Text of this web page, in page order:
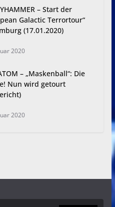
– Start der
Galactic Terrortour“
(17.01.2020)
2020
– „Maskenball“: Die
Nun wird getourt
2020